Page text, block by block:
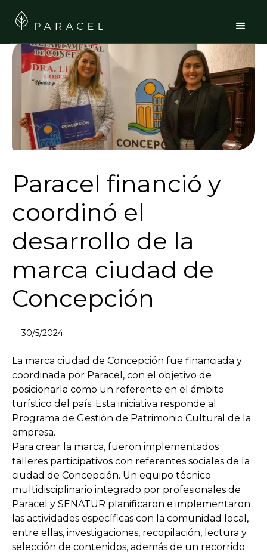
Paracel financió y
coordinó el
desarrollo de la
marca ciudad de
Concepción
30/5/2024
La marca ciudad de Concepción fue financiada y
coordinada por Paracel, con el objetivo de
posicionarla como un referente en el ámbito
turístico del país. Esta iniciativa responde al
Programa de Gestión de Patrimonio Cultural de la
empresa.
Para crear la marca, fueron implementados
talleres participativos con referentes sociales de la
ciudad de Concepción. Un equipo técnico
multidisciplinario integrado por profesionales de
Paracel y SENATUR planificaron e implementaron
las actividades específicas con la comunidad local,
entre ellas, investigaciones, recopilación, lectura y
selección de contenidos, además de un recorrido